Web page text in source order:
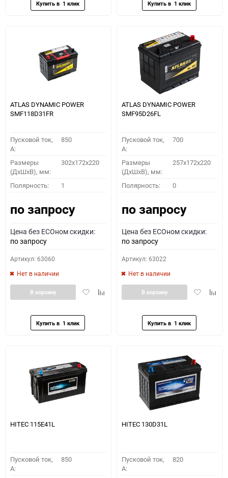
ATLAS DYNAMIC POWER
SMF118D31FR
Пусковой ток,
A:
850
Размеры
(ДхШхВ), мм:
302x172x220
Полярность: 1
по запросу
Цена без ECOном скидки:
по запросу
Артикул: 63060
Нет в наличии
ДобавитьДобавить
В корзину
ATLAS DYNAMIC POWER
SMF95D26FL
Пусковой ток,
A:
700
Размеры
(ДхШхВ), мм:
257x172x220
Полярность: 0
по запросу
Цена без ECOном скидки:
по запросу
Артикул: 63022
Нет в наличии
Добавить
В корзину
HITEC 115E41L
Пусковой ток,
A:
850
HITEC 130D31L
Пусковой ток,
A:
820